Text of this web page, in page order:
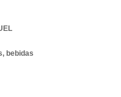
bebidas